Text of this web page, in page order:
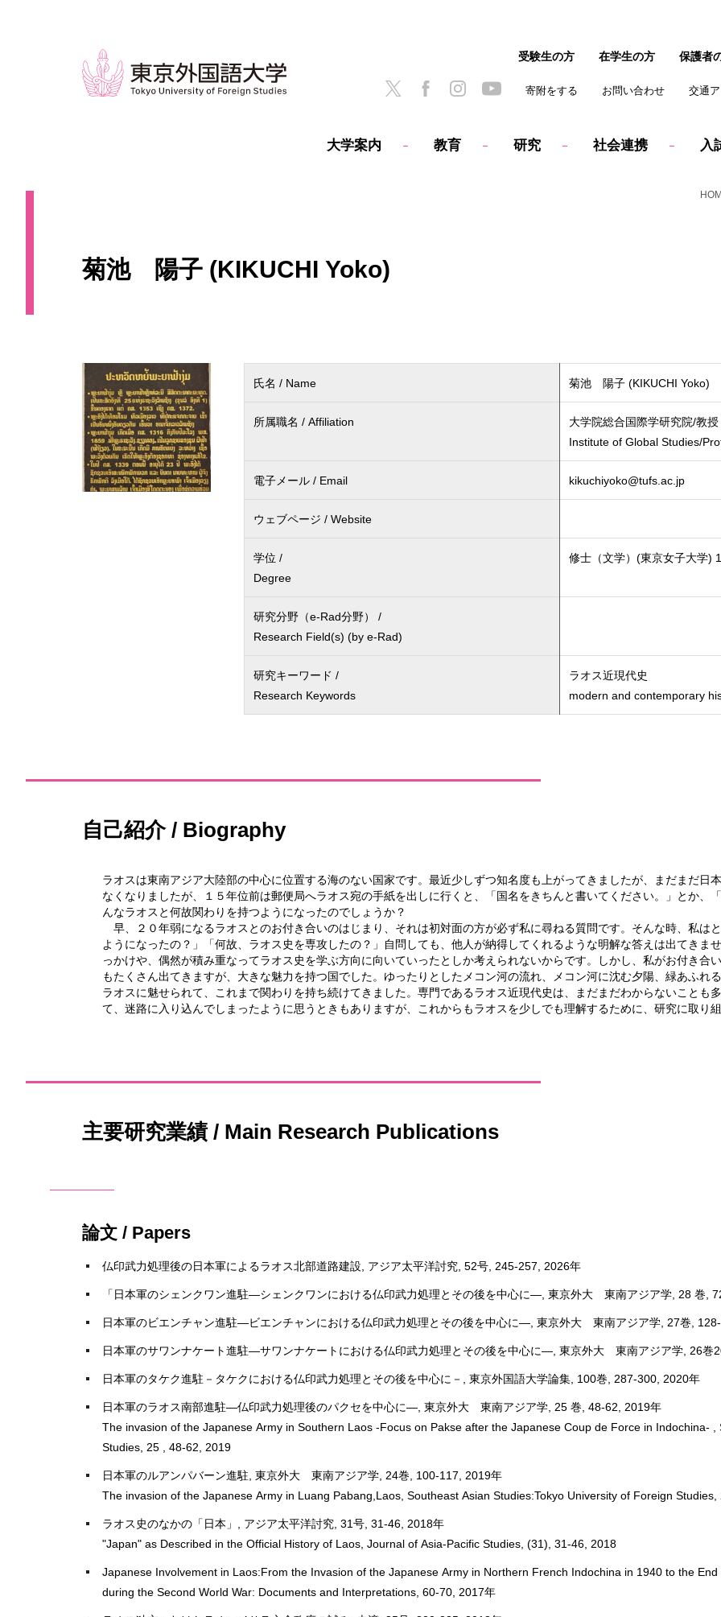
大学案内 教育 研究 社会連携 入
寄附をする お問い合わせ 交通
受験生の方 在学生の方 保護者
菊池 陽子 (KIKUCHI Yoko)
氏名 / Name 菊池 陽子 (KIKUCHI Yoko)
所属職名 / Affiliation
大学院総合国際学研究院/教授
Institute of Global Studies/
電子メール / Email kikuchiyoko@tufs.ac.jp
ウェブページ / Website
学位 /
Degree
修士（文学）(東京女子大学)
研究分野（e-Rad分野） /
Research Field(s) (by e-Rad)
研究キーワード /
Research Keywords
ラオス近現代史
modern and contemporary
自己紹介 / Biography
ラオスは東南アジア大陸部の中心に位置する海のない国家です。最近少しずつ知名度も上がってきましたが、まだまだ日
なくなりましたが、１５年位前は郵便局へラオス宛の手紙を出しに行くと、「国名をきちんと書いてください。」とか、
んなラオスと何故関わりを持つようになったのでしょうか？
早、２０年弱になるラオスとのお付き合いのはじまり、それは初対面の方が必ず私に尋ねる質問です。そんな時、私は
ようになったの？」「何故、ラオス史を専攻したの？」自問しても、他人が納得してくれるような明解な答えは出てきま
っかけや、偶然が積み重なってラオス史を学ぶ方向に向いていったとしか考えられないからです。しかし、私がお付き合
もたくさん出てきますが、大きな魅力を持つ国でした。ゆったりとしたメコン河の流れ、メコン河に沈む夕陽、緑あふれ
ラオスに魅せられて、これまで関わりを持ち続けてきました。専門であるラオス近現代史は、まだまだわからないことも
て、迷路に入り込んでしまったように思うときもありますが、これからもラオスを少しでも理解するために、研究に取り
主要研究業績 / Main Research Publications
論文 / Papers
仏印武力処理後の日本軍によるラオス北部道路建設, アジア太平洋討究, 52号, 245-257, 2026年
「日本軍のシェンクワン進駐―シェンクワンにおける仏印武力処理とその後を中心に―, 東京外大 東南アジア学, 28 巻,
日本軍のビエンチャン進駐―ビエンチャンにおける仏印武力処理とその後を中心に―, 東京外大 東南アジア学, 27巻,
日本軍のサワンナケート進駐―サワンナケートにおける仏印武力処理とその後を中心に―, 東京外大 東南アジア学, 26巻
日本軍のタケク進駐－タケクにおける仏印武力処理とその後を中心に－, 東京外国語大学論集, 100巻, 287-300, 2020年
日本軍のラオス南部進駐―仏印武力処理後のパクセを中心に―, 東京外大 東南アジア学, 25 巻, 48-62, 2019年
The invasion of the Japanese Army in Southern Laos -Focus on Pakse after the Japanese Coup de Force in Indochina-
Studies, 25 , 48-62, 2019
日本軍のルアンパバーン進駐, 東京外大 東南アジア学, 24巻, 100-117, 2019年
The invasion of the Japanese Army in Luang Pabang,Laos, Southeast Asian Studies:Tokyo University of Foreign
ラオス史のなかの「日本」, アジア太平洋討究, 31号, 31-46, 2018年
"Japan" as Described in the Official History of Laos, Journal of Asia-Pacific Studies, (31), 31-46, 2018
Japanese Involvement in Laos:From the Invasion of the Japanese Army in Northern French Indochina in 1940 to the
during the Second World War: Documents and Interpretations, 60-70, 2017年